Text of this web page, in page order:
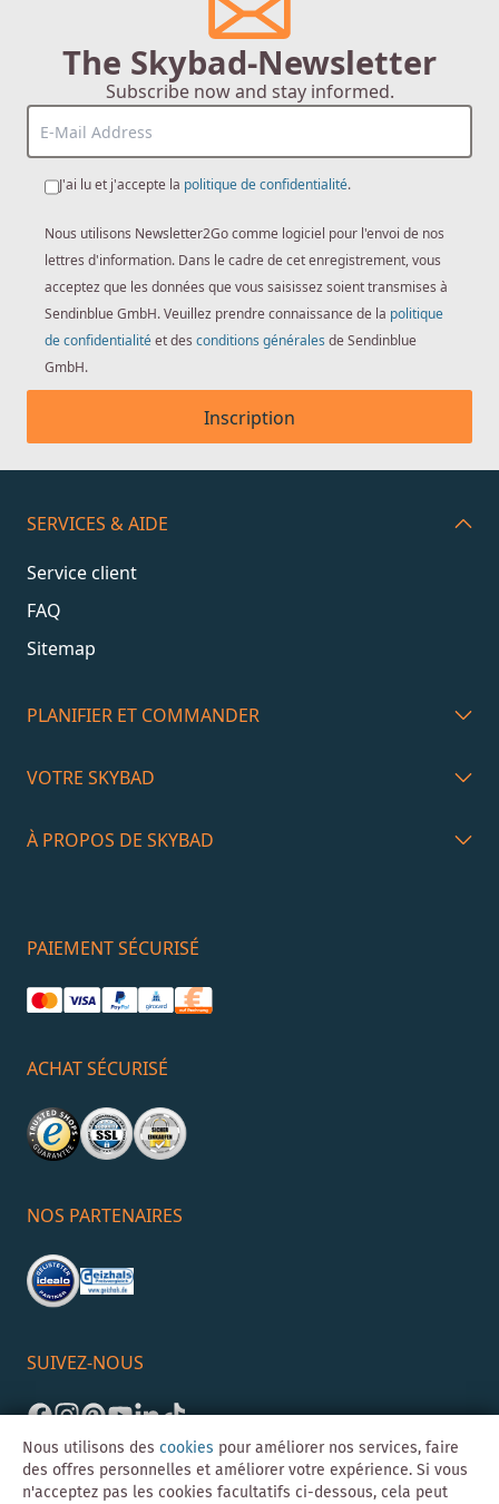
The Skybad-Newsletter
Subscribe now and stay informed.
J'ai lu et j'accepte la politique de confidentialité.
Nous utilisons Newsletter2Go comme logiciel pour l'envoi de nos
lettres d'information. Dans le cadre de cet enregistrement, vous
acceptez que les données que vous saisissez soient transmises à
Sendinblue GmbH. Veuillez prendre connaissance de la politique
de confidentialitéet des conditions générales de Sendinblue
GmbH.
Inscription
SERVICES & AIDE
Service client
FAQ
Sitemap
PLANIFIER ET COMMANDER
VOTRE SKYBAD
À PROPOS DE SKYBAD
PAIEMENT SÉCURISÉ
ACHAT SÉCURISÉ
NOS PARTENAIRES
SUIVEZ-NOUS
Nous utilisons des cookies pour améliorer nos services, faire
des offres personnelles et améliorer votre expérience. Si vous
n'acceptez pas les cookies facultatifs ci-dessous, cela peut